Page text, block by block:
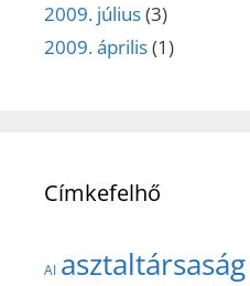
2009. július(3)
2009. április(1)
Címkefelhő
AI asztaltársaság